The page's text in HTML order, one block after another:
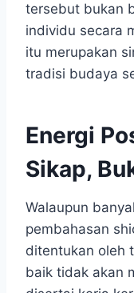
tersebut bukan
individu secara
itu merupakan
tradisi budaya
Energi
Sikap,
Walaupun
pembahasan
ditentukan oleh
baik tidak akan